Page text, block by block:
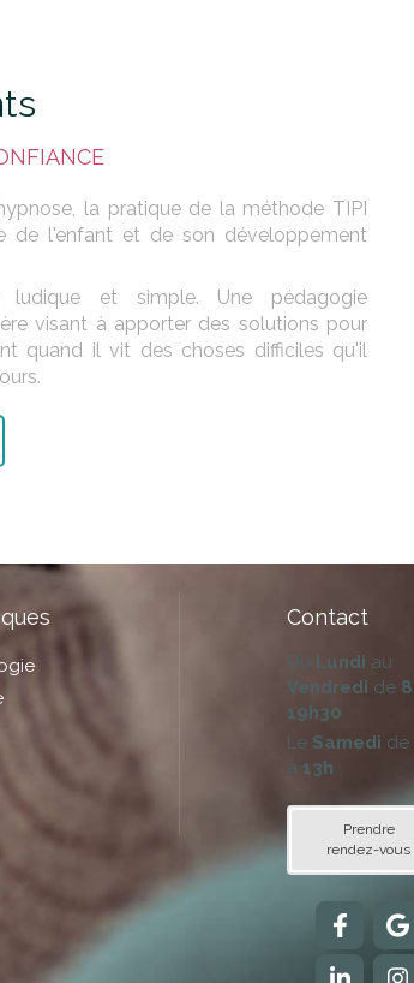
la pratique de la méthode TIPI
de l'enfant et de son développement
et simple. Une pédagogie
visant à apporter des solutions pour
quand il vit des choses difficiles qu'il
Contact
Du Lundi au
Vendredi de
19h30
Le Samedi de
à 13h
Prendre
rendez-vous